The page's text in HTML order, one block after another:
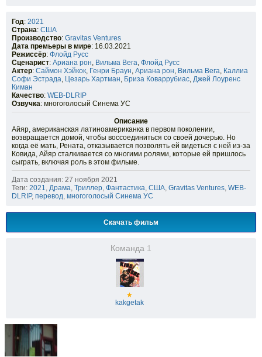
Год: 2021
Страна: США
Производство: Gravitas Ventures
Дата премьеры в мире: 16.03.2021
Режиссёр: Флойд Русс
Сценарист: Ариана рон, Вильма Вега, Флойд Русс
Актер: Саймон Хэйкок, Генри Браун, Ариана рон, Вильма Вега, Каллиа
Софи Эстрада, Цезарь Хартман, Бриза Коваррубиас, Джей Лоуренс
Киман
Качество: WEB-DLRIP
Озвучка: многоголосый Синема УС
Описание
Айяр, американская латиноамериканка в первом поколении,
возвращается домой, чтобы воссоединиться со своей дочерью. Но
когда её мать, Рената, отказывается позволять ей видеться с ней из-за
Ковида, Айяр сталкивается со многими ролями, которые ей пришлось
сыграть, включая роль в этом фильме.
Дата создания: 27 ноября 2021
Теги: 2021, Драма, Триллер, Фантастика, США, Gravitas Ventures, WEB-
DLRIP, перевод, многоголосый Синема УС
Скачать фильм
Команда 1
★
kakgetak